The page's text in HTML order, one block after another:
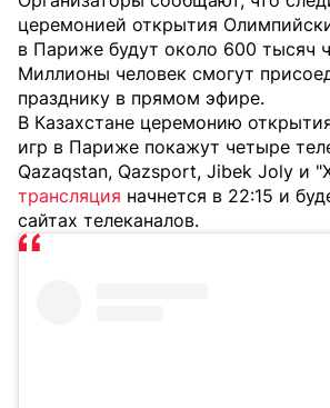
церемонией открытия
в Париже будут около 600 тысяч
Миллионы человек смогут
празднику в прямом эфире.
В Казахстане церемонию
игр в Париже покажут четыре
Qazaqstan, Qazsport, Jibek Joly и
трансляция начнется в 22:15 и
сайтах телеканалов.